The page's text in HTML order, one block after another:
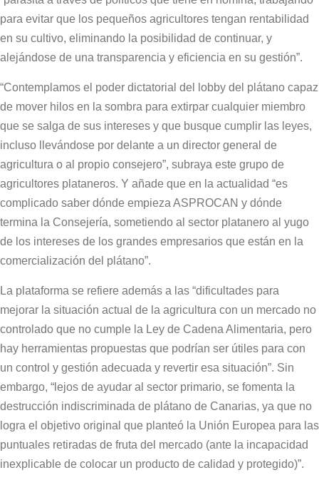
para evitar que los pequeños agricultores tengan rentabilidad
en su cultivo, eliminando la posibilidad de continuar, y
alejándose de una transparencia y eficiencia en su gestión”.
“Contemplamos el poder dictatorial del lobby del plátano capaz
de mover hilos en la sombra para extirpar cualquier miembro
que se salga de sus intereses y que busque cumplir las leyes,
incluso llevándose por delante a un director general de
agricultura o al propio consejero”, subraya este grupo de
agricultores plataneros. Y añade que en la actualidad “es
complicado saber dónde empieza ASPROCAN y dónde
termina la Consejería, sometiendo al sector platanero al yugo
de los intereses de los grandes empresarios que están en la
comercialización del plátano”.
La plataforma se refiere además a las “dificultades para
mejorar la situación actual de la agricultura con un mercado no
controlado que no cumple la Ley de Cadena Alimentaria, pero
hay herramientas propuestas que podrían ser útiles para con
un control y gestión adecuada y revertir esa situación”. Sin
embargo, “lejos de ayudar al sector primario, se fomenta la
destrucción indiscriminada de plátano de Canarias, ya que no
logra el objetivo original que planteó la Unión Europea para las
puntuales retiradas de fruta del mercado (ante la incapacidad
inexplicable de colocar un producto de calidad y protegido)”.